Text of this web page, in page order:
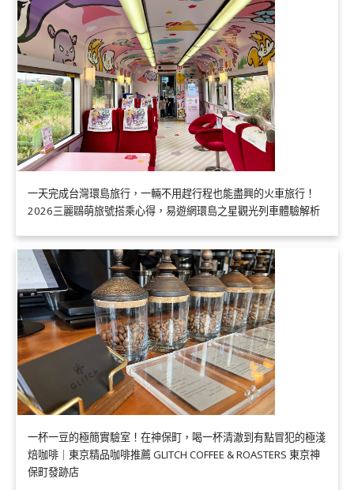
一天完成台灣環島旅行，一輛不用趕行程也能盡興的火車旅行！
2026三麗鷗萌旅號搭乘心得，易遊網環島之星觀光列車體驗解析
一杯一豆的極簡實驗室！在神保町，喝一杯清澈到有點冒犯的極淺
焙咖啡｜東京精品咖啡推薦 GLITCH COFFEE & ROASTERS 東京神
保町發跡店